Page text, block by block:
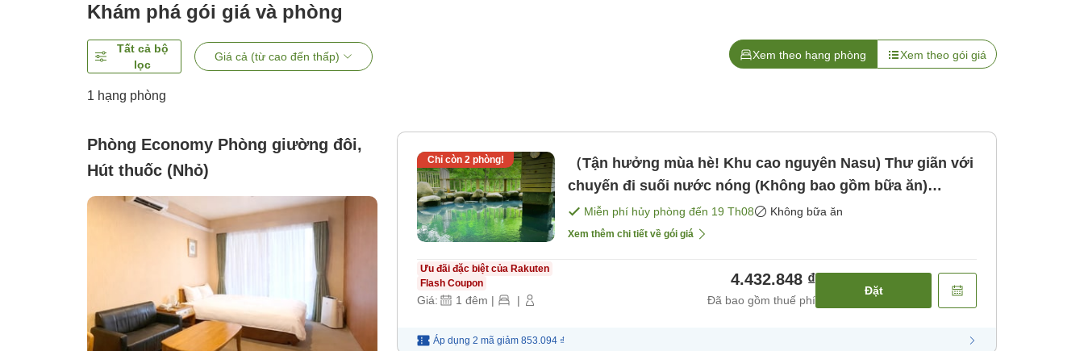
Khám phá gói giá và phòng
Tất cả bộ
lọc
Giá cả (từ cao đến thấp) Xem theo hạng phòng Xem theo gói giá
1 hạng phòng
Phòng Economy Phòng giường đôi,
Hút thuốc (Nhỏ)
Chỉ còn 2phòng!
（Tận hưởng mùa hè! Khu cao nguyên Nasu) Thư giãn với
chuyến đi suối nước nóng (Không bao gồm bữa ăn)
[Không bao gồm bữa ăn]
Miễn phí hủy phòng đến 19 Th08 Không bữa ăn
Xem thêm chi tiết về gói giá
Ưu đãi đặc biệt của Rakuten
Flash Coupon
Giá: 1 đêm | |
4.432.848 ₫
Đã bao gồm thuế phí
Đặt
Áp dụng 2 mã giảm 853.094 ₫